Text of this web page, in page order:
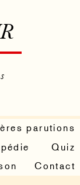
parutions
Quiz
Contact